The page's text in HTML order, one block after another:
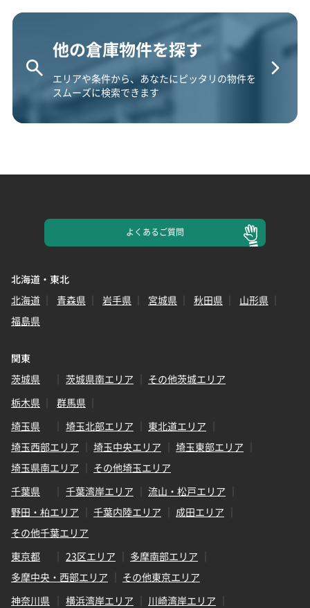
他の倉庫物件を探す
エリアや条件から、あなたにピッタリの物件を
スムーズに検索できます
よくあるご質問
北海道・東北
北海道
青森県 岩手県 宮城県 秋田県
山形県
福島県
関東
茨城県
茨城県南エリア
その他茨城エリア
栃木県
群馬県
埼玉県
埼玉北部エリア
東北道エリア
埼玉西部エリア
埼玉中央エリア
埼玉東部エリア
埼玉県南エリア
その他埼玉エリア
千葉県
千葉湾岸エリア
流山・松戸エリア
野田・柏エリア
千葉内陸エリア
成田エリア
その他千葉エリア
東京都
23区エリア
多摩南部エリア
多摩中央・西部エリア
その他東京エリア
神奈川県
横浜湾岸エリア
川崎湾岸エリア